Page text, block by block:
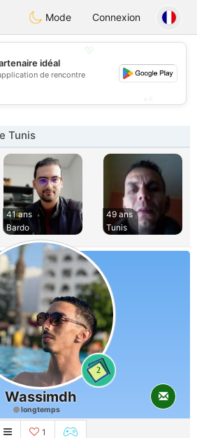
Tantôt
Mode Connexion
💕
idéal
de rencontre
Tunis
41 ans
Bardo
49 ans
Tunis
2
Wassimdh
longtemps
1